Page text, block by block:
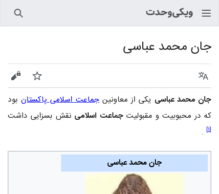
جان محمد عباسی
زبان پیگیری
جان محمد عباسی یکی از معاونینجماعت اسلامی پاکستان بود
که در محبوبیت و مقبولیتجماعت اسلامی نقش بسزایی داشت
[۱]
.
جان محمد عباسی